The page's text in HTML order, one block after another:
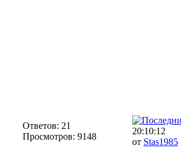
Ответов: 21
Просмотров: 9148
20:10:12
от Stas1985